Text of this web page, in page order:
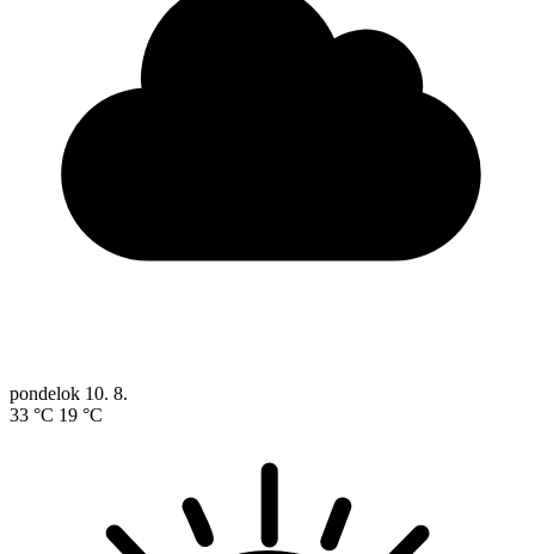
pondelok 10. 8.
33 °C 19 °C